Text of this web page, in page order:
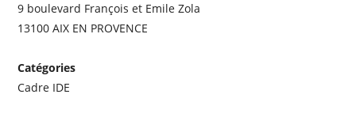
9 boulevard François et Emile Zola
13100 AIX EN PROVENCE
Catégories
Cadre IDE